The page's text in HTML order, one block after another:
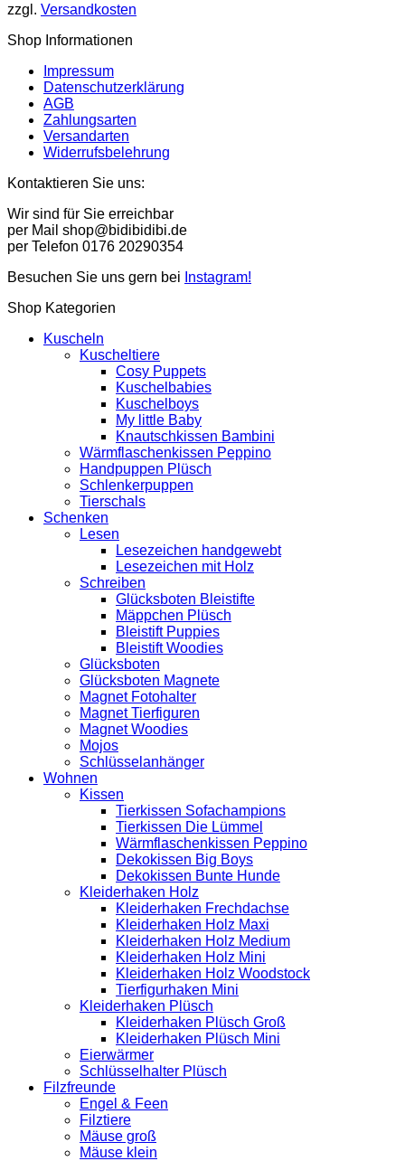
zzgl. Versandkosten
Shop Informationen
Impressum
Datenschutzerklärung
AGB
Zahlungsarten
Versandarten
Widerrufsbelehrung
Kontaktieren Sie uns:
Wir sind für Sie erreichbar
per Mail shop@bidibidibi.de
per Telefon 0176 20290354
Besuchen Sie uns gern bei Instagram!
Shop Kategorien
Kuscheln
Kuscheltiere
Cosy Puppets
Kuschelbabies
Kuschelboys
My little Baby
Knautschkissen Bambini
Wärmflaschenkissen Peppino
Handpuppen Plüsch
Schlenkerpuppen
Tierschals
Schenken
Lesen
Lesezeichen handgewebt
Lesezeichen mit Holz
Schreiben
Glücksboten Bleistifte
Mäppchen Plüsch
Bleistift Puppies
Bleistift Woodies
Glücksboten
Glücksboten Magnete
Magnet Fotohalter
Magnet Tierfiguren
Magnet Woodies
Mojos
Schlüsselanhänger
Wohnen
Kissen
Tierkissen Sofachampions
Tierkissen Die Lümmel
Wärmflaschenkissen Peppino
Dekokissen Big Boys
Dekokissen Bunte Hunde
Kleiderhaken Holz
Kleiderhaken Frechdachse
Kleiderhaken Holz Maxi
Kleiderhaken Holz Medium
Kleiderhaken Holz Mini
Kleiderhaken Holz Woodstock
Tierfigurhaken Mini
Kleiderhaken Plüsch
Kleiderhaken Plüsch Groß
Kleiderhaken Plüsch Mini
Eierwärmer
Schlüsselhalter Plüsch
Filzfreunde
Engel & Feen
Filztiere
Mäuse groß
Mäuse klein